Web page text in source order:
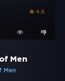
4.6
Men